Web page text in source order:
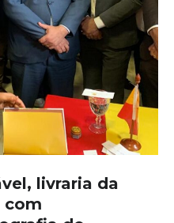
livraria da
com